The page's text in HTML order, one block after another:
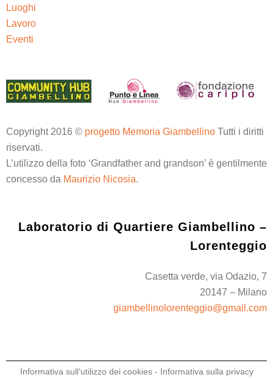
Luoghi
Lavoro
Eventi
Copyright 2016 © progetto Memoria Giambellino Tutti i diritti
riservati.
L’utilizzo della foto ‘Grandfather and grandson’ è gentilmente
concesso da Maurizio Nicosia.
Laboratorio di Quartiere Giambellino –
Lorenteggio
Casetta verde, via Odazio, 7
20147 – Milano
giambellinolorenteggio@gmail.com
Informativa sull’utilizzo dei cookies- Informativa sulla privacy